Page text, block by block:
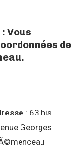
Vous
de
: 63 bis
Georges